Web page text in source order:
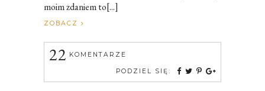
moim zdaniem to[...]
ZOBACZ
22 KOMENTARZE
PODZIEL SIĘ: